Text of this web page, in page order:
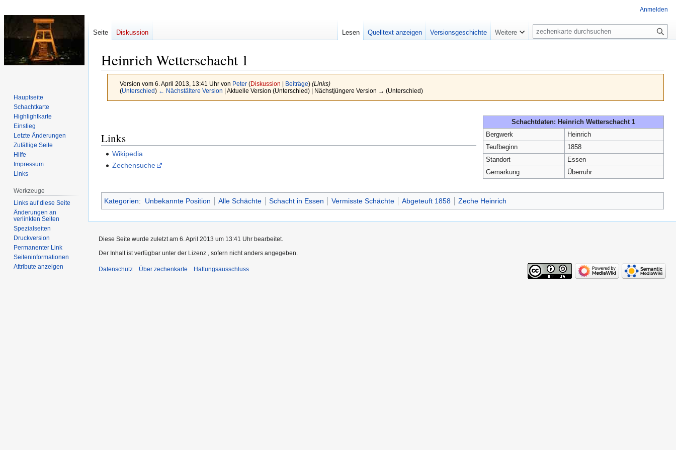
Heinrich Wetterschacht 1
Version vom 6. April 2013, 13:41 Uhr von Peter (Diskussion Beiträge) (Links)
(Unterschied) ← Nächstältere Version | Aktuelle Version (Unterschied) | Nächstjüngere Version → (Unterschied)
springen
springen
Schachtdaten: Heinrich Wetterschacht 1
Bergwerk
Heinrich
Teufbeginn
1858
Standort
Essen
Gemarkung
Überruhr
Links
Wikipedia
Zechensuche
Kategorien: Unbekannte Position Alle Schächte Schacht in Essen Vermisste Schächte Abgeteuft 1858 Zeche Heinrich
Anmelden
Seite Diskussion Lesen Quelltext anzeigen Versionsgeschichte Weitere
Suche
Hauptseite
Schachtkarte
Highlightkarte
Einstieg
Letzte Änderungen
Zufällige Seite
Hilfe
Impressum
Links
Werkzeuge
Links auf diese Seite
Änderungen an
verlinkten Seiten
Spezialseiten
Druckversion
Permanenter Link
Seiten­­informationen
Attribute anzeigen
Diese Seite wurde zuletzt am 6. April 2013 um 13:41 Uhr bearbeitet.
Der Inhalt ist verfügbar unter der Lizenz , sofern nicht anders angegeben.
Datenschutz Über zechenkarte Haftungsausschluss